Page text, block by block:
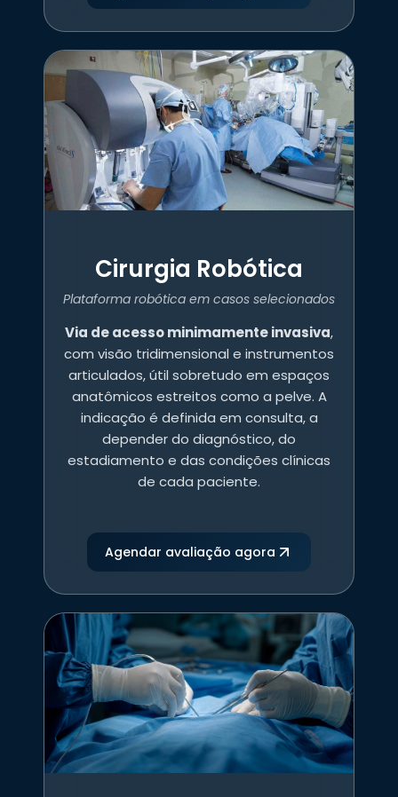
Cirurgia Robótica
Plataforma robótica em casos selecionados
Via de acesso minimamente invasiva,
com visão tridimensional e instrumentos
articulados, útil sobretudo em espaços
anatômicos estreitos como a pelve. A
indicação é definida em consulta, a
depender do diagnóstico, do
estadiamento e das condições clínicas
de cada paciente.
Agendar avaliação agora